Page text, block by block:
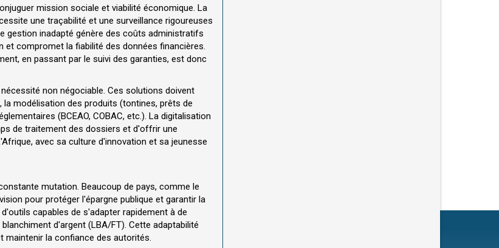
mission sociale et viabilité économique. La
une traçabilité et une surveillance rigoureuses
gestion inadapté génère des coûts administratifs
et compromet la fiabilité des données financières.
en passant par le suivi des garanties, est donc
non négociable. Ces solutions doivent
modélisation des produits (tontines, prêts de
(BCEAO, COBAC, etc.). La digitalisation
de traitement des dossiers et d'offrir une
avec sa culture d'innovation et sa jeunesse
mutation. Beaucoup de pays, comme le
pour protéger l'épargne publique et garantir la
capables de s'adapter rapidement à de
d'argent (LBA/FT). Cette adaptabilité
maintenir la confiance des autorités.